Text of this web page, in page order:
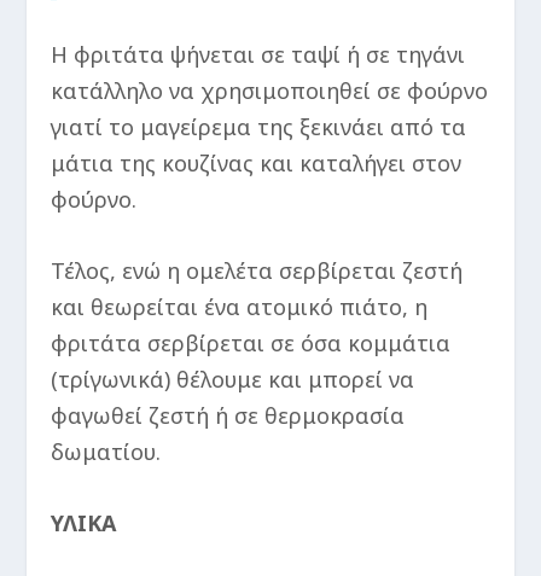
H φριτάτα ψήνεται σε ταψί ή σε τηγάνι
κατάλληλο να χρησιμοποιηθεί σε φούρνο
γιατί το μαγείρεμα της ξεκινάει από τα
μάτια της κουζίνας και καταλήγει στον
φούρνο.
Τέλος, ενώ η ομελέτα σερβίρεται ζεστή
και θεωρείται ένα ατομικό πιάτο, η
φριτάτα σερβίρεται σε όσα κομμάτια
(τρίγωνικά) θέλουμε και μπορεί να
φαγωθεί ζεστή ή σε θερμοκρασία
δωματίου.
ΥΛΙΚΑ